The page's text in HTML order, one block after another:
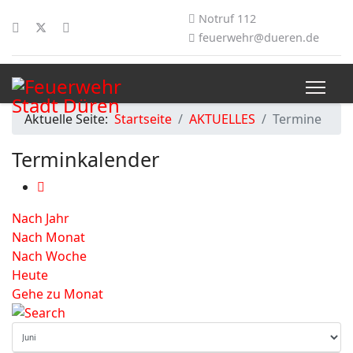
Notruf 112
feuerwehr@dueren.de
Aktuelle Seite: Startseite AKTUELLES Termine
Terminkalender
Nach Jahr
Nach Monat
Nach Woche
Heute
Gehe zu Monat